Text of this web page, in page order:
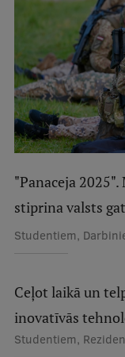
Rezidentūra
Uzņemšana
Praktiska
Par RSU
Studentu dzīve
Studiju norises
Mūsu cilvēki
Stratēģija
"Panaceja
stiprina valsts
Studentiem,
Ceļot laikā un
inovatīvās
Studentiem,